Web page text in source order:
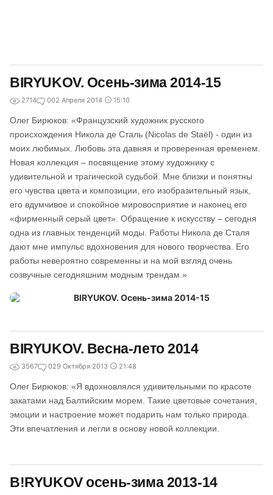
BIRYUKOV. Осень-зима 2014-15
2714 002 Апреля 2014 15:10
Олег Бирюков: «Французский художник русского
происхождения Никола де Сталь (Nicolas de Staël) - один из
моих любимых. Любовь эта давняя и проверенная временем.
Новая коллекция – посвящение этому художнику с
удивительной и трагической судьбой. Мне близки и понятны
его чувства цвета и композиции, его изобразительный язык,
его вдумчивое и спокойное мировосприятие и наконец его
«фирменный серый цвет». Обращение к искусству – сегодня
одна из главных тенденций моды. Работы Никола де Сталя
дают мне импульс вдохновения для нового творчества. Его
работы невероятно современны и на мой взгляд очень
созвучные сегодняшним модным трендам.»
BIRYUKOV. Весна-лето 2014
3567 029 Октября 2013 21:48
Олег Бирюков: «Я вдохновлялся удивительными по красоте
закатами над Балтийским морем. Такие цветовые сочетания,
эмоции и настроение может подарить нам только природа.
Эти впечатления и легли в основу новой коллекции.
B!RYUKOV осень-зима 2013-14